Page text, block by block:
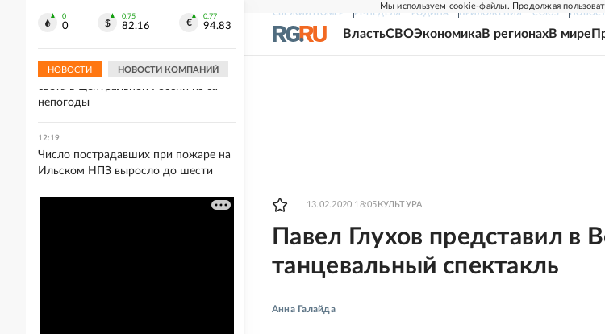
Мы используем cookie-файлы. Продолжая
СВЕЖИЙ НОМЕР РГ-НЕДЕЛЯ РОДИНА ПРИЛОЖЕНИЯ СОЮЗ
ВластьСВОЭкономикаВ регионахВ мире
13.02.2020 18:05 КУЛЬТУРА
Павел Глухов представил в
танцевальный спектакль
Анна Галайда
0
0
0.75
82.16
0.77
94.83
НОВОСТИ НОВОСТИ КОМПАНИЙ
267 тысяч
Почти 50 тысяч человек остались без
света в Центральной России из-за
непогоды
12:19
Число пострадавших при пожаре на
Ильском НПЗ выросло до шести